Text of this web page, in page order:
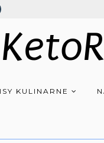
KULINARNE